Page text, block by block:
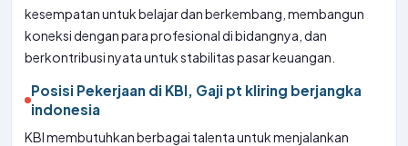
kesempatan untuk belajar dan berkembang, membangun
koneksi dengan para profesional di bidangnya, dan
berkontribusi nyata untuk stabilitas pasar keuangan.
Posisi Pekerjaan di KBI, Gaji pt kliring berjangka
indonesia
KBI membutuhkan berbagai talenta untuk menjalankan